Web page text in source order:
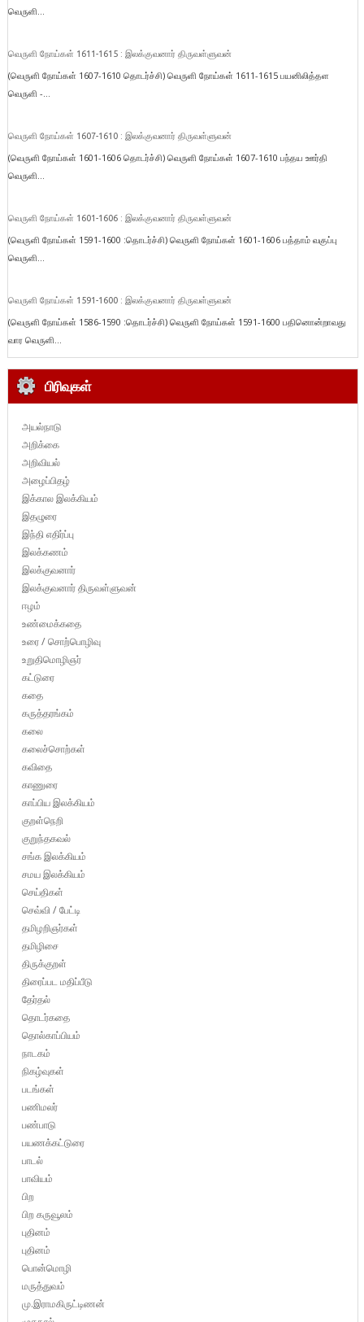
வெருளி...
வெருளி நோய்கள் 1611-1615 : இலக்குவனார் திருவள்ளுவன்
(வெருளி நோய்கள் 1607-1610 தொடர்ச்சி) வெருளி நோய்கள் 1611-1615 பயனிலித்தள
வெருளி -...
வெருளி நோய்கள் 1607-1610 : இலக்குவனார் திருவள்ளுவன்
(வெருளி நோய்கள் 1601-1606 தொடர்ச்சி) வெருளி நோய்கள் 1607-1610 பந்தய ஊர்தி
வெருளி...
வெருளி நோய்கள் 1601-1606 : இலக்குவனார் திருவள்ளுவன்
(வெருளி நோய்கள் 1591-1600 :தொடர்ச்சி) வெருளி நோய்கள் 1601-1606 பத்தாம் வகுப்பு
வெருளி...
வெருளி நோய்கள் 1591-1600 : இலக்குவனார் திருவள்ளுவன்
(வெருளி நோய்கள் 1586-1590 :தொடர்ச்சி) வெருளி நோய்கள் 1591-1600 பதினொன்றாவது
வார வெருளி...
பிரிவுகள்
அயல்நாடு
அறிக்கை
அறிவியல்
அழைப்பிதழ்
இக்கால இலக்கியம்
இதழுரை
இந்தி எதிர்ப்பு
இலக்கணம்
இலக்குவனார்
இலக்குவனார் திருவள்ளுவன்
ஈழம்
உண்மைக்கதை
உரை / சொற்பொழிவு
உறுதிமொழிஞர்
கட்டுரை
கதை
கருத்தரங்கம்
கலை
கலைச்சொற்கள்
கவிதை
காணுரை
காப்பிய இலக்கியம்
குறள்நெறி
குறுந்தகவல்
சங்க இலக்கியம்
சமய இலக்கியம்
செய்திகள்
செவ்வி / பேட்டி
தமிழறிஞர்கள்
தமிழிசை
திருக்குறள்
திரைப்பட மதிப்பீடு
தேர்தல்
தொடர்கதை
தொல்காப்பியம்
நாடகம்
நிகழ்வுகள்
படங்கள்
பணிமலர்
பண்பாடு
பயணக்கட்டுரை
பாடல்
பாவியம்
பிற
பிற கருவூலம்
புதினம்
புதினம்
பொன்மொழி
மருத்துவம்
மு.இராமகிருட்டிணன்